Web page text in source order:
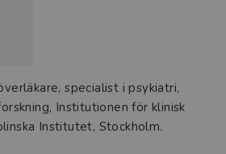
specialist i psykiatri,
Institutionen för klinisk
Institutet, Stockholm.